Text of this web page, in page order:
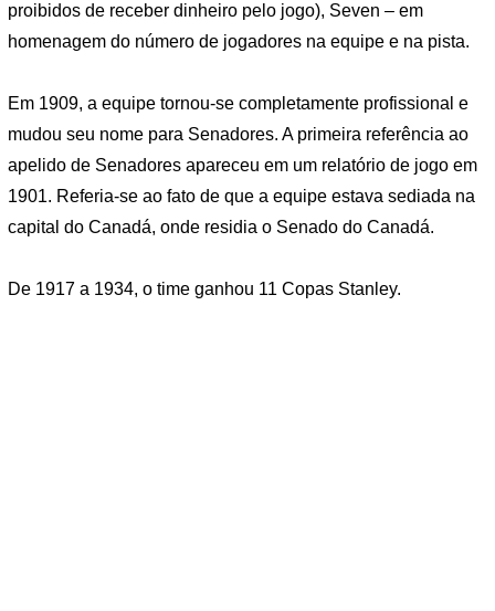
proibidos de receber dinheiro pelo jogo), Seven – em
homenagem do número de jogadores na equipe e na pista.
Em 1909, a equipe tornou-se completamente profissional e
mudou seu nome para Senadores. A primeira referência ao
apelido de Senadores apareceu em um relatório de jogo em
1901. Referia-se ao fato de que a equipe estava sediada na
capital do Canadá, onde residia o Senado do Canadá.
De 1917 a 1934, o time ganhou 11 Copas Stanley.